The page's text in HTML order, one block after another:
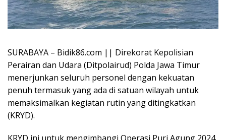
SURABAYA – Bidik86.com || Direkorat Kepolisian
Perairan dan Udara (Ditpolairud) Polda Jawa Timur
menerjunkan seluruh personel dengan kekuatan
penuh termasuk yang ada di satuan wilayah untuk
memaksimalkan kegiatan rutin yang ditingkatkan
(KRYD).